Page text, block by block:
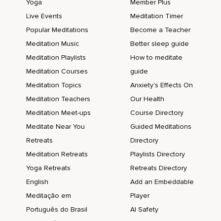
Das zu fühlen,
Was du jetzt gerne fühlen möchtest.
Ob du weißt,
Um diesen Vorgang zu intensivieren und zu beschleunigen,
Kannst du gedanklich dieses Gefühl immer wieder
wiederholen.
Und dein Atem übernimmt den Rest.
Und dein neues Gefühl,
Das du jetzt haben möchtest,
Breitet sich in deinem ganzen Körper aus.
Mit jedem Einatmen wird es größer.
Yoga
Live Events
Popular Meditations
Meditation Music
Meditation Playlists
Meditation Courses
Meditation Topics
Meditation Teachers
Meditation Meet-ups
Meditate Near You
Retreats
Meditation Retreats
Yoga Retreats
English
Meditação em
Português do Brasil
Member Plus
Meditation Timer
Become a Teacher
Better sleep guide
How to meditate
guide
Anxiety's Effects On
Our Health
Course Directory
Guided Meditations
Directory
Playlists Directory
Retreats Directory
Add an Embeddable
Player
AI Safety